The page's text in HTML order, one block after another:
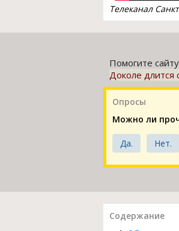
Телеканал
Помогите
Доколе длится
Опросы
Можно ли
Да. Нет.
Содержание